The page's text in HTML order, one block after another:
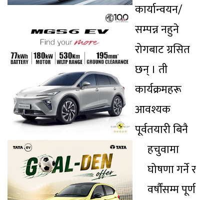
कार्यान्वयन/
सम्पन्न नहुने
रोगबाट ग्रसित
छन् । ती
कार्यक्रमहरू
आवश्यक
पूर्वतयारी बिनै
हचुवामा
घोषणा गर्ने र
वर्षौंसम्म पूर्ण